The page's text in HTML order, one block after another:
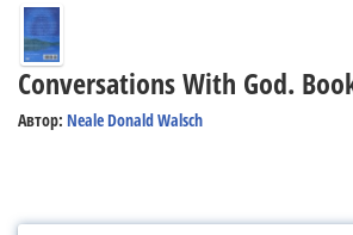
Conversations With God.
Автор: Neale Donald Walsch